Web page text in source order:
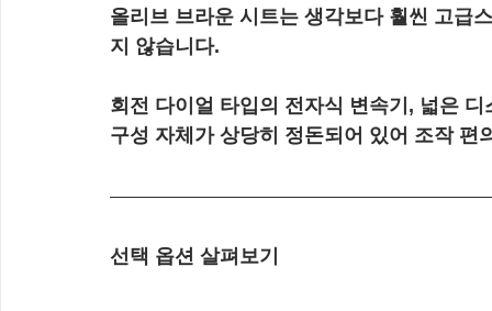
올리브 브라운 시트는 생각보다 훨씬 고급
지 않습니다.
회전 다이얼 타입의 전자식 변속기, 넓은
구성 자체가 상당히 정돈되어 있어 조작 편
선택 옵션 살펴보기